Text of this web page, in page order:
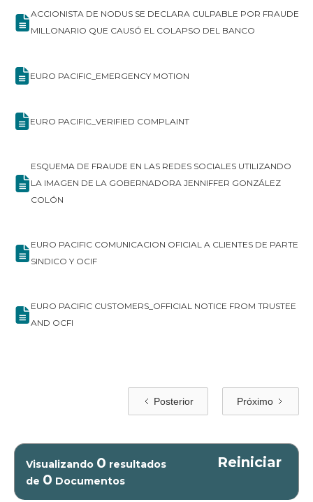
ACCIONISTA DE NODUS SE DECLARA CULPABLE POR FRAUDE
MILLONARIO QUE CAUSÓ EL COLAPSO DEL BANCO
EURO PACIFIC_EMERGENCY MOTION
EURO PACIFIC_VERIFIED COMPLAINT
ESQUEMA DE FRAUDE EN LAS REDES SOCIALES UTILIZANDO
LA IMAGEN DE LA GOBERNADORA JENNIFFER GONZÁLEZ
COLÓN
EURO PACIFIC COMUNICACION OFICIAL A CLIENTES DE PARTE
SINDICO Y OCIF
EURO PACIFIC CUSTOMERS_OFFICIAL NOTICE FROM TRUSTEE
AND OCFI
Posterior Próximo
Visualizando 0 resultados
de 0 Documentos
Reiniciar